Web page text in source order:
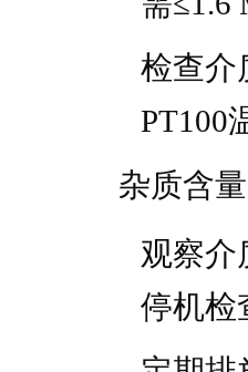
检查介
PT100
杂质含量
观察介
停机检